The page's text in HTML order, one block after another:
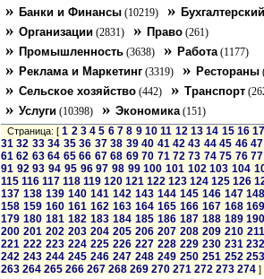
» Банки и Финансы (10219) »
» Организации (2831) » Право (261)
» Промышленность (3638) » Работа(1177)
» Реклама и Маркетинг (3319) » Рестораны
» Сельское хозяйство (442) » Транспорт
» Услуги (10398) » Экономика(151)
Страница: [1 2 3 4 5 6 7 8 9 10 11 12 13 14 15 16
31 32 33 34 35 36 37 38 39 40 41 42 43 44 45 46 47
61 62 63 64 65 66 67 68 69 70 71 72 73 74 75 76 77
91 92 93 94 95 96 97 98 99 100 101 102 103 104
115 116 117 118 119 120 121 122 123 124 125 126
137 138 139 140 141 142 143 144 145 146 147
158 159 160 161 162 163 164 165 166 167 168
179 180 181 182 183 184 185 186 187 188 189
200 201 202 203 204 205 206 207 208 209 210 211
221 222 223 224 225 226 227 228 229 230 231
242 243 244 245 246 247 248 249 250 251 252
263 264 265 266 267 268 269 270 271 272 273 274 ]